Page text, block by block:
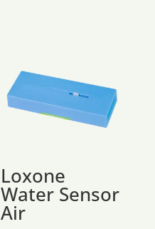
Loxone
Water Sensor
Air